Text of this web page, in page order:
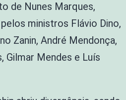
de Nunes Marques,
ministros Flávio Dino,
Zanin, André Mendonça,
Gilmar Mendes e Luís